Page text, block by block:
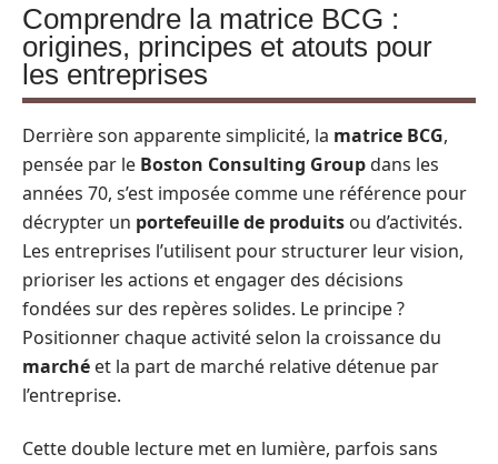
Comprendre la matrice BCG :
origines, principes et atouts pour
les entreprises
Derrière son apparente simplicité, la matrice BCG,
pensée par le Boston Consulting Groupdans les
années 70, s’est imposée comme une référence pour
décrypter un portefeuille de produits ou d’activités.
Les entreprises l’utilisent pour structurer leur vision,
prioriser les actions et engager des décisions
fondées sur des repères solides. Le principe ?
Positionner chaque activité selon la croissance du
marché et la part de marché relative détenue par
l’entreprise.
Cette double lecture met en lumière, parfois sans